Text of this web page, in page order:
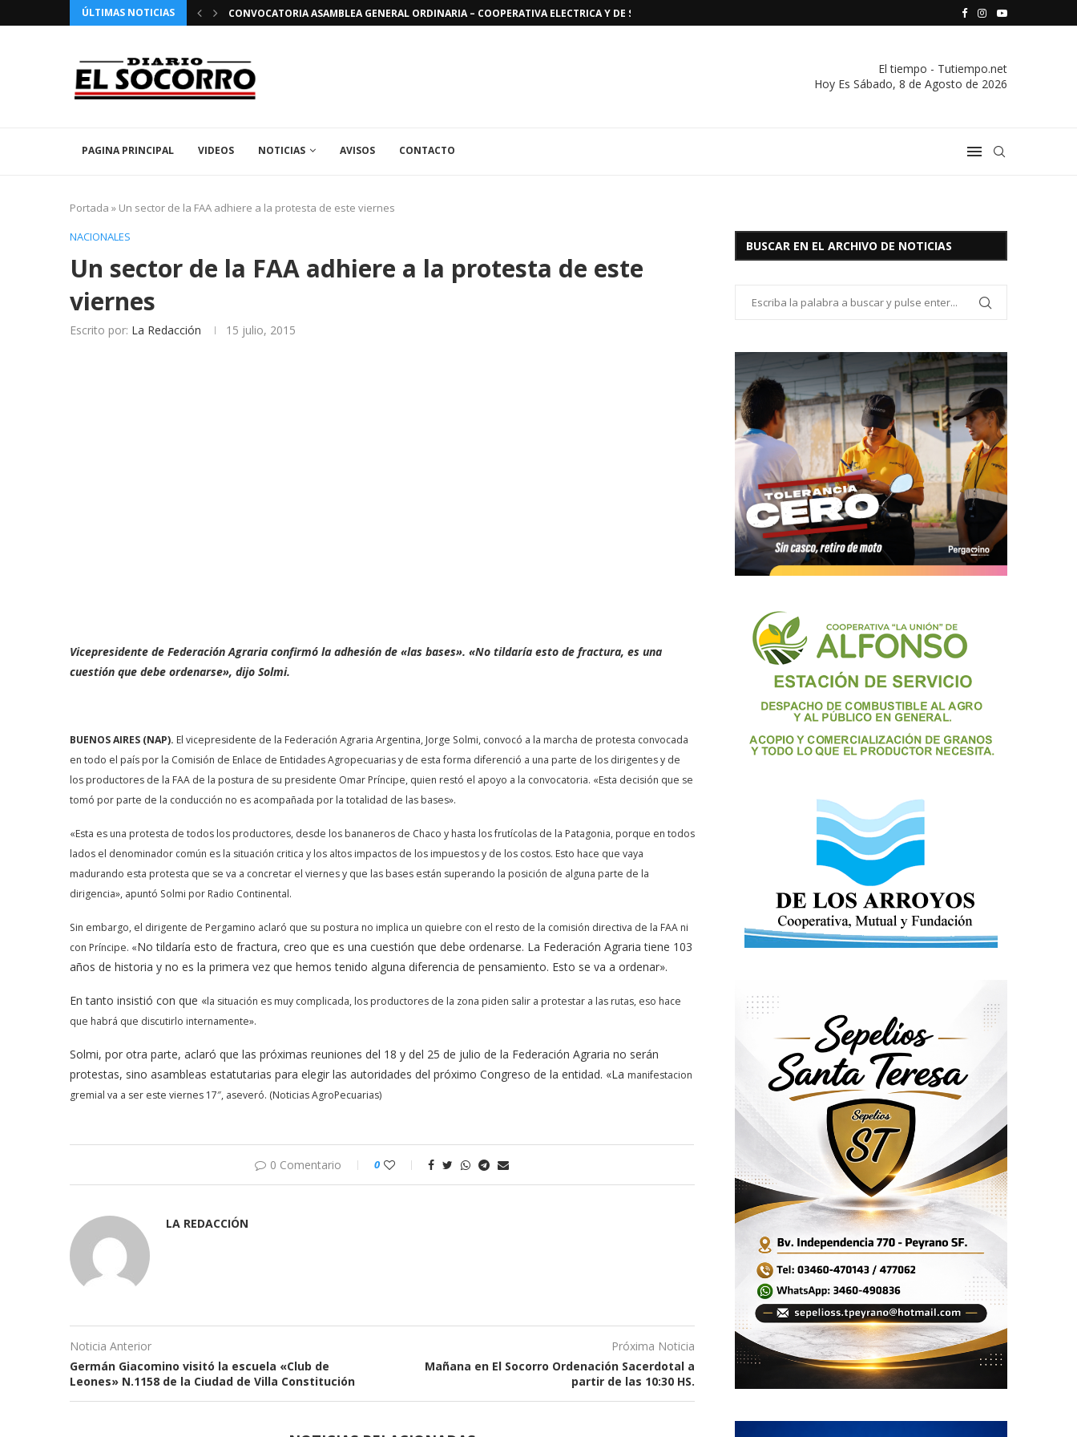
ÚLTIMAS NOTICIAS
PATRONALES 2026 EN EL SOCORRO CONVOCATORIA ASAMBLEA GENERAL ORDINARIA – COOPERATIVA ELECTRICA Y DE SERVICIOS PUBLICOS VIVIENDA Y CREDITO DE EL SOCORRO LTDA.
COMUNICADO IMPORTANTE DE LA COOPERATIVA
El tiempo - Tutiempo.net
Hoy Es Sábado, 8 de Agosto de 2026
PAGINA PRINCIPAL VIDEOS NOTICIAS AVISOS CONTACTO
Portada » Un sector de la FAA adhiere a la protesta de este viernes
NACIONALES
Un sector de la FAA adhiere a la protesta de este
viernes
Escrito por: La Redacción 15 julio, 2015
Vicepresidente de Federación Agraria confirmó la adhesión de «las bases». «No tildaría esto de fractura, es una
cuestión que debe ordenarse», dijo Solmi.
BUENOS AIRES (NAP). El vicepresidente de la Federación Agraria Argentina, Jorge Solmi, convocó a la marcha de protesta convocada
en todo el país por la Comisión de Enlace de Entidades Agropecuarias y de esta forma diferenció a una parte de los dirigentes y de
los productores de la FAA de la postura de su presidente Omar Príncipe, quien restó el apoyo a la convocatoria. «Esta decisión que se
tomó por parte de la conducción no es acompañada por la totalidad de las bases».
«Esta es una protesta de todos los productores, desde los bananeros de Chaco y hasta los frutícolas de la Patagonia, porque en todos
lados el denominador común es la situación critica y los altos impactos de los impuestos y de los costos. Esto hace que vaya
madurando esta protesta que se va a concretar el viernes y que las bases están superando la posición de alguna parte de la
dirigencia», apuntó Solmi por Radio Continental.
Sin embargo, el dirigente de Pergamino aclaró que su postura no implica un quiebre con el resto de la comisión directiva de la FAA ni
con Príncipe. «No tildaría esto de fractura, creo que es una cuestión que debe ordenarse. La Federación Agraria tiene 103
años de historia y no es la primera vez que hemos tenido alguna diferencia de pensamiento. Esto se va a ordenar».
En tanto insistió con que «la situación es muy complicada, los productores de la zona piden salir a protestar a las rutas, eso hace
que habrá que discutirlo internamente».
Solmi, por otra parte, aclaró que las próximas reuniones del 18 y del 25 de julio de la Federación Agraria no serán
protestas, sino asambleas estatutarias para elegir las autoridades del próximo Congreso de la entidad. «La manifestacion
gremial va a ser este viernes 17″, aseveró. (Noticias AgroPecuarias)
0 Comentario 0
LA REDACCIÓN
Noticia Anterior
Germán Giacomino visitó la escuela «Club de
Leones» N.1158 de la Ciudad de Villa Constitución
Próxima Noticia
Mañana en El Socorro Ordenación Sacerdotal a
partir de las 10:30 HS.
BUSCAR EN EL ARCHIVO DE NOTICIAS